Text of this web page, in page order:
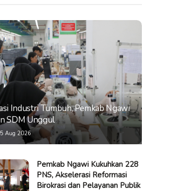
Industri Tumbuh, Pemkab Ngawi
SDM Unggul
Aug 2026
Pemkab Ngawi Kukuhkan 228
PNS, Akselerasi Reformasi
Birokrasi dan Pelayanan Publik